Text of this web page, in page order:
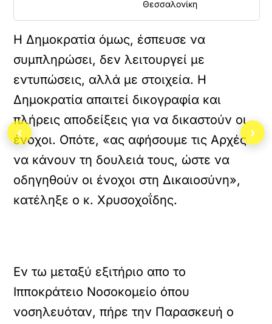
Θεσσαλονίκη
Η Δημοκρατία όμως, έσπευσε να
συμπληρώσει, δεν λειτουργεί με
εντυπώσεις, αλλά με στοιχεία. Η
Δημοκρατία απαιτεί δικογραφία και
πλήρεις αποδείξεις για να δικαστούν οι
ένοχοι. Οπότε, «ας αφήσουμε τις Αρχές
να κάνουν τη δουλειά τους, ώστε να
οδηγηθούν οι ένοχοι στη Δικαιοσύνη»,
κατέληξε ο κ. Χρυσοχοΐδης.
Εν τω μεταξύ εξιτήριο απο το
Ιπποκράτειο Νοσοκομείο όπου
νοσηλευόταν, πήρε την Παρασκευή ο
‹ ›